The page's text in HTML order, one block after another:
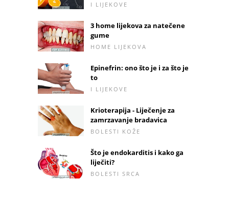
I LIJEKOVE
3 home lijekova za natečene
gume
HOME LIJEKOVA
Epinefrin: ono što je i za što je
to
I LIJEKOVE
Krioterapija - Liječenje za
zamrzavanje bradavica
BOLESTI KOŽE
Što je endokarditis i kako ga
liječiti?
BOLESTI SRCA